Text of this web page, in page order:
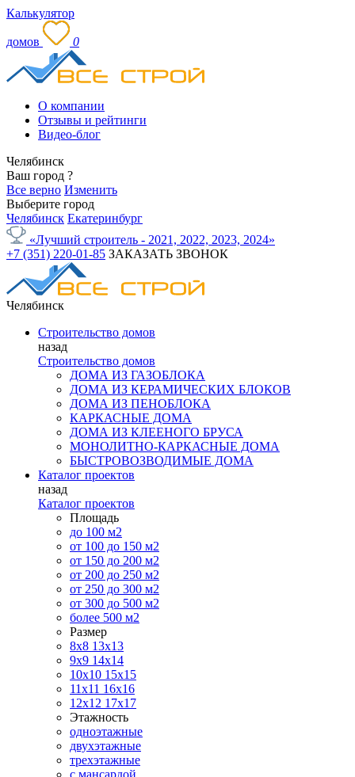
Калькулятор
домов 0
О компании
Отзывы и рейтинги
Видео-блог
Челябинск
Ваш город ?
Все верно Изменить
Выберите город
Челябинск Екатеринбург
«Лучший строитель - 2021, 2022, 2023, 2024»
+7 (351) 220-01-85 ЗАКАЗАТЬ ЗВОНОК
Челябинск
Строительство домов
назад
Строительство домов
ДОМА ИЗ ГАЗОБЛОКА
ДОМА ИЗ КЕРАМИЧЕСКИХ БЛОКОВ
ДОМА ИЗ ПЕНОБЛОКА
КАРКАСНЫЕ ДОМА
ДОМА ИЗ КЛЕЕНОГО БРУСА
МОНОЛИТНО-КАРКАСНЫЕ ДОМА
БЫСТРОВОЗВОДИМЫЕ ДОМА
Каталог проектов
назад
Каталог проектов
Площадь
до 100 м2
от 100 до 150 м2
от 150 до 200 м2
от 200 до 250 м2
от 250 до 300 м2
от 300 до 500 м2
более 500 м2
Размер
8х8 13х13
9х9 14х14
10х10 15х15
11x11 16х16
12х12 17х17
Этажность
одноэтажные
двухэтажные
трехэтажные
с мансардой